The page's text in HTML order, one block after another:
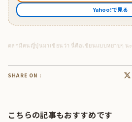
Yahoo!で見る
ตลกมีคนญี่ปุ่นมาเขียนว่า นี่คือเขียนแบบหยาบๆ นะ
SHARE ON :
こちらの記事もおすすめです